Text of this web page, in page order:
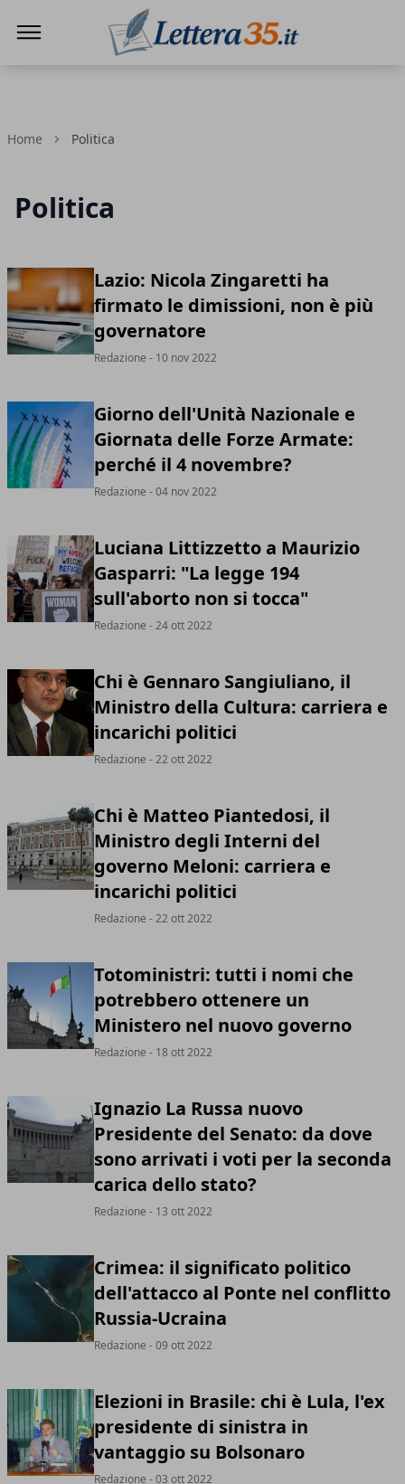
Home Politica
Politica
Lazio: Nicola Zingaretti ha
firmato le dimissioni, non è più
governatore
Redazione - 10 nov 2022
Giorno dell'Unità Nazionale e
Giornata delle Forze Armate:
perché il 4 novembre?
Redazione - 04 nov 2022
Luciana Littizzetto a Maurizio
Gasparri: "La legge 194
sull'aborto non si tocca"
Redazione - 24 ott 2022
Chi è Gennaro Sangiuliano, il
Ministro della Cultura: carriera e
incarichi politici
Redazione - 22 ott 2022
Chi è Matteo Piantedosi, il
Ministro degli Interni del
governo Meloni: carriera e
incarichi politici
Redazione - 22 ott 2022
Totoministri: tutti i nomi che
potrebbero ottenere un
Ministero nel nuovo governo
Redazione - 18 ott 2022
Ignazio La Russa nuovo
Presidente del Senato: da dove
sono arrivati i voti per la seconda
carica dello stato?
Redazione - 13 ott 2022
Crimea: il significato politico
dell'attacco al Ponte nel conflitto
Russia-Ucraina
Redazione - 09 ott 2022
Elezioni in Brasile: chi è Lula, l'ex
presidente di sinistra in
vantaggio su Bolsonaro
Redazione - 03 ott 2022